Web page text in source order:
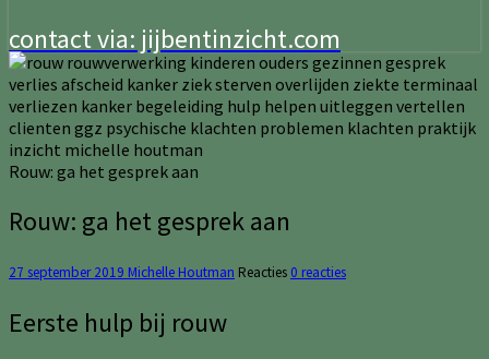
contact via: jijbentinzicht.com
Rouw: ga het gesprek aan
Rouw: ga het gesprek aan
27 september 2019 Michelle Houtman Reacties 0 reacties
Eerste hulp bij rouw